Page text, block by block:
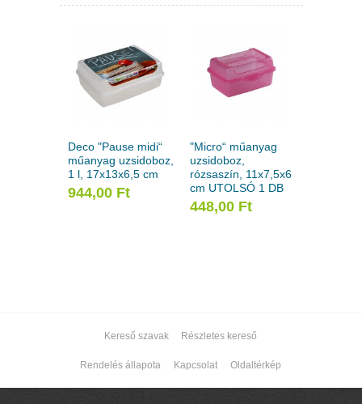
Deco "Pause midi“
műanyag uzsidoboz,
1 l, 17x13x6,5 cm
944,00 Ft
"Micro“ műanyag
uzsidoboz,
rózsaszín, 11x7,5x6
cm UTOLSÓ 1 DB
448,00 Ft
Kereső szavak Részletes kereső
Rendelés állapota Kapcsolat Oldaltérkép